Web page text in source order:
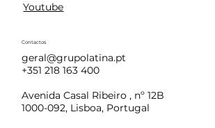
Youtube
Contactos
geral@grupolatina.pt
+351 218 163 400
Avenida Casal Ribeiro , nº 12B
1000-092, Lisboa, Portugal